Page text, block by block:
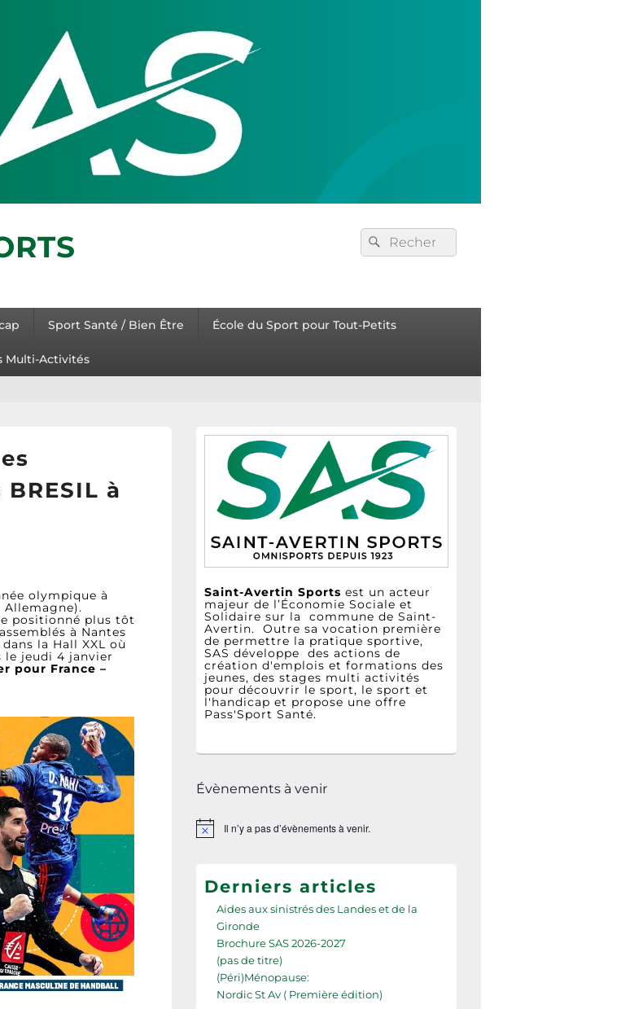
Sport Santé / Bien Être École du Sport pour Tout-Petits
Multi-Activités
à
olympique à
Allemagne).
positionné plus tôt
à Nantes
la Hall XXL où
le jeudi 4 janvier
pour France –
Saint-Avertin Sports est un acteur
majeur de l’Économie Sociale et
Solidaire sur la commune de Saint-
Avertin. Outre sa vocation première
de permettre la pratique sportive,
SAS développe des actions de
création d'emplois et formations des
jeunes, des stages multi activités
pour découvrir le sport, le sport et
l'handicap et propose une offre
Pass'Sport Santé.
Évènements à venir
Notice Il n’y a pas d’évènements à venir.
Derniers articles
Aides aux sinistrés des Landes et de la
Gironde
Brochure SAS 2026-2027
(pas de titre)
(Péri)Ménopause:
Nordic St Av ( Première édition)